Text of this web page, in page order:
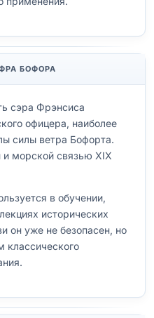
БОФОРА
сэра Фрэнсиса
офицера, наиболее
силы ветра Бофорта.
морской связью XIX
в обучении,
исторических
он уже не безопасен, но